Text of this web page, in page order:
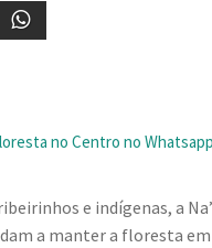
no Centro no Whatsapp
e indígenas, a
a manter a floresta em